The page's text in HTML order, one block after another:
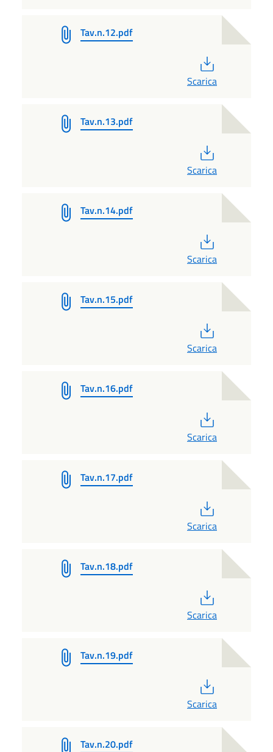
Tav.n.12.pdf
Scarica
Tav.n.13.pdf
Scarica
Tav.n.14.pdf
Scarica
Tav.n.15.pdf
Scarica
Tav.n.16.pdf
Scarica
Tav.n.17.pdf
Scarica
Tav.n.18.pdf
Scarica
Tav.n.19.pdf
Scarica
Tav.n.20.pdf